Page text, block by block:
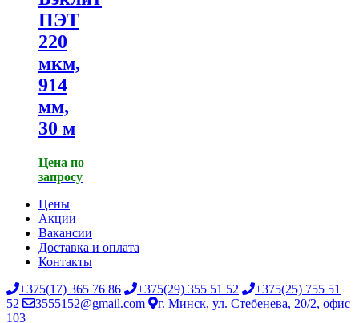
ПЭТ
220
мкм,
914
мм,
30 м
Цена по
запросу
Цены
Акции
Вакансии
Доставка и оплата
Контакты
+375(17) 365 76 86
+375(29) 355 51 52
+375(25) 755 51
52
3555152@gmail.com
г. Минск, ул. Стебенева, 20/2, офис
103